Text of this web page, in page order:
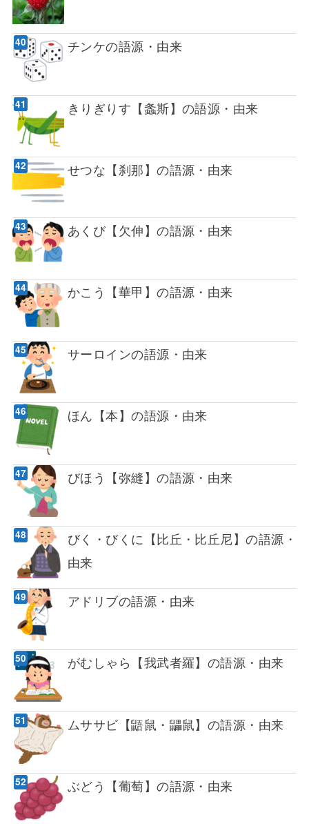
チンケの語源・由来
きりぎりす【螽斯】の語源・由来
せつな【刹那】の語源・由来
あくび【欠伸】の語源・由来
かこう【華甲】の語源・由来
サーロインの語源・由来
ほん【本】の語源・由来
びほう【弥縫】の語源・由来
びく・びくに【比丘・比丘尼】の語源・
由来
アドリブの語源・由来
がむしゃら【我武者羅】の語源・由来
ムササビ【鼯鼠・鼺鼠】の語源・由来
ぶどう【葡萄】の語源・由来